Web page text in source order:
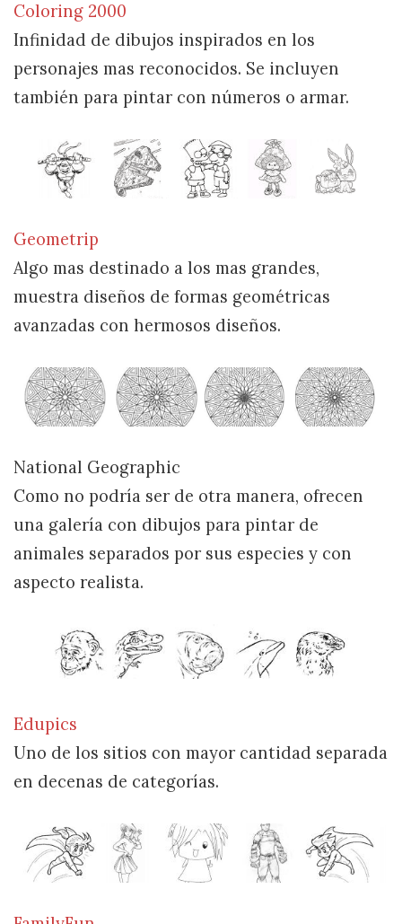
Coloring 2000
Infinidad de dibujos inspirados en los
personajes mas reconocidos. Se incluyen
también para pintar con números o armar.
Geometrip
Algo mas destinado a los mas grandes,
muestra diseños de formas geométricas
avanzadas con hermosos diseños.
National Geographic
Como no podría ser de otra manera, ofrecen
una galería con dibujos para pintar de
animales separados por sus especies y con
aspecto realista.
Edupics
Uno de los sitios con mayor cantidad separada
en decenas de categorías.